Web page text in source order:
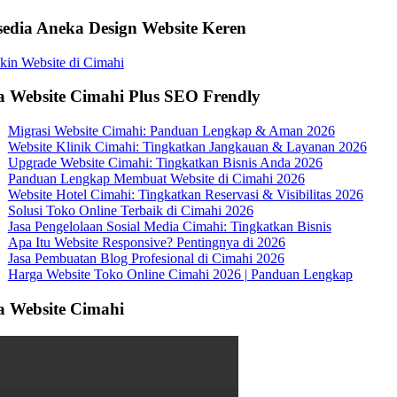
Aneka Design Website Keren
Website Cimahi Plus SEO Frendly
Migrasi Website Cimahi: Panduan Lengkap & Aman 2026
Website Klinik Cimahi: Tingkatkan Jangkauan & Layanan 2026
Upgrade Website Cimahi: Tingkatkan Bisnis Anda 2026
Panduan Lengkap Membuat Website di Cimahi 2026
Website Hotel Cimahi: Tingkatkan Reservasi & Visibilitas 2026
Solusi Toko Online Terbaik di Cimahi 2026
Jasa Pengelolaan Sosial Media Cimahi: Tingkatkan Bisnis
Apa Itu Website Responsive? Pentingnya di 2026
Jasa Pembuatan Blog Profesional di Cimahi 2026
Harga Website Toko Online Cimahi 2026 | Panduan Lengkap
Website Cimahi